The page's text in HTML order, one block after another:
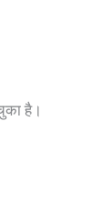
है।